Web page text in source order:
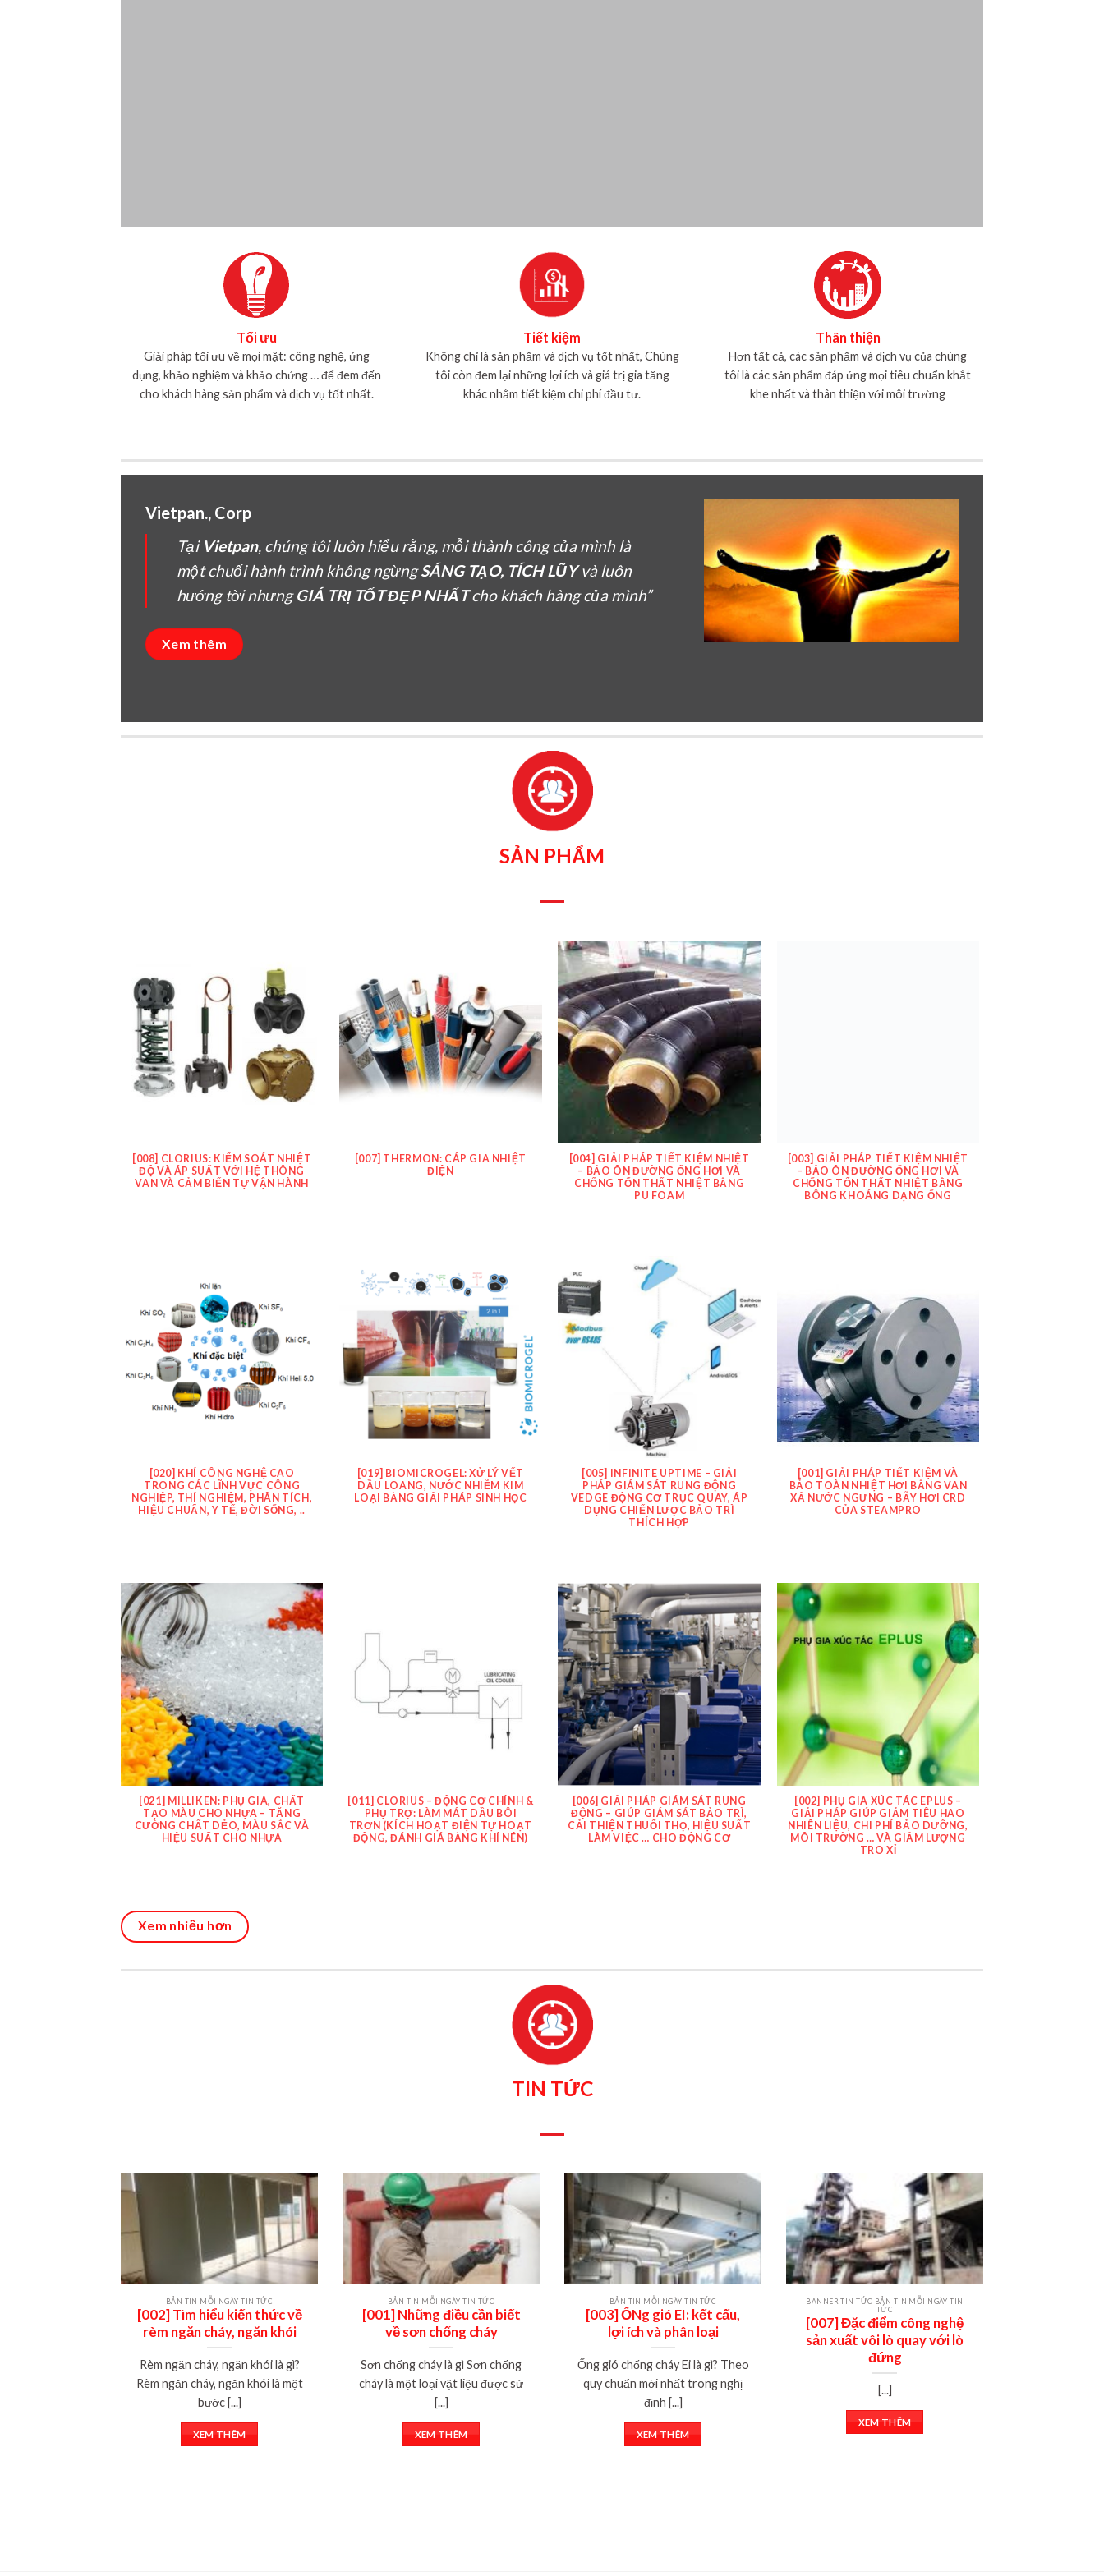
Tối ưu
Giải pháp tối ưu về mọi mặt: công nghệ, ứng
dụng, khảo nghiệm và khảo chứng … để đem đến
cho khách hàng sản phẩm và dịch vụ tốt nhất.
Tiết kiệm
Không chỉ là sản phẩm và dịch vụ tốt nhất, Chúng
tôi còn đem lại những lợi ích và giá trị gia tăng
khác nhằm tiết kiệm chi phí đầu tư.
Thân thiện
Hơn tất cả, các sản phẩm và dịch vụ của chúng
tôi là các sản phẩm đáp ứng mọi tiêu chuẩn khắt
khe nhất và thân thiện với môi trường
Vietpan., Corp
Tại Vietpan, chúng tôi luôn hiểu rằng, mỗi thành công của mình là
một chuối hành trình không ngừngSÁNG TẠO, TÍCH LŨYvà luôn
hướng tời nhưngGIÁ TRỊ TỐT ĐẸP NHẤTcho khách hàng của mình”
Xem thêm
SẢN PHẨM
[008] CLORIUS: KIỂM SOÁT NHIỆT
ĐỘ VÀ ÁP SUẤT VỚI HỆ THÔNG
VAN VÀ CẢM BIẾN TỰ VẬN HÀNH
[007] THERMON: CÁP GIA NHIỆT
ĐIỆN
[004] GIẢI PHÁP TIẾT KIỆM NHIỆT
– BẢO ÔN ĐƯỜNG ỐNG HƠI VÀ
CHỐNG TỔN THẤT NHIỆT BẰNG
PU FOAM
[003] GIẢI PHÁP TIẾT KIỆM NHIỆT
– BẢO ÔN ĐƯỜNG ỐNG HƠI VÀ
CHỐNG TỔN THẤT NHIỆT BẰNG
BÔNG KHOÁNG DẠNG ỐNG
[020] KHÍ CÔNG NGHỆ CAO
TRONG CÁC LĨNH VỰC CÔNG
NGHIỆP, THÍ NGHIỆM, PHÂN TÍCH,
HIỆU CHUẨN, Y TẾ, ĐỜI SỐNG, ..
[019] BIOMICROGEL: XỬ LÝ VẾT
DẦU LOANG, NƯỚC NHIỄM KIM
LOẠI BẰNG GIẢI PHÁP SINH HỌC
[005] INFINITE UPTIME – GIẢI
PHÁP GIÁM SÁT RUNG ĐỘNG
VEDGE ĐỘNG CƠ TRỤC QUAY, ÁP
DỤNG CHIẾN LƯỢC BẢO TRÌ
THÍCH HỢP
[001] GIẢI PHÁP TIẾT KIỆM VÀ
BẢO TOÀN NHIỆT HƠI BẰNG VAN
XẢ NƯỚC NGƯNG – BẪY HƠI CRD
CỦA STEAMPRO
[021] MILLIKEN: PHỤ GIA, CHẤT
TẠO MÀU CHO NHỰA – TĂNG
CƯỜNG CHẤT DẺO, MÀU SẮC VÀ
HIỆU SUẤT CHO NHỰA
[011] CLORIUS – ĐỘNG CƠ CHÍNH &
PHỤ TRỢ: LÀM MÁT DẦU BÔI
TRƠN (KÍCH HOẠT ĐIỆN TỰ HOẠT
ĐỘNG, ĐÁNH GIÁ BẰNG KHÍ NÉN)
[006] GIẢI PHÁP GIÁM SÁT RUNG
ĐỘNG – GIÚP GIÁM SÁT BẢO TRÌ,
CẢI THIỆN THUỔI THỌ, HIỆU SUẤT
LÀM VIỆC … CHO ĐỘNG CƠ
[002] PHỤ GIA XÚC TÁC EPLUS –
GIẢI PHÁP GIÚP GIẢM TIÊU HAO
NHIÊN LIỆU, CHI PHÍ BẢO DƯỠNG,
MÔI TRƯỜNG … VÀ GIẢM LƯỢNG
TRO XỈ
Xem nhiều hơn
TIN TỨC
BẢN TIN MỖI NGÀY TIN TỨC
[002] Tìm hiểu kiến thức về
rèm ngăn cháy, ngăn khói
Rèm ngăn cháy, ngăn khói là gì?
Rèm ngăn cháy, ngăn khói là một
bước [...]
XEM THÊM
BẢN TIN MỖI NGÀY TIN TỨC
[001] Những điều cần biết
về sơn chống cháy
Sơn chống cháy là gì Sơn chống
cháy là một loại vật liệu được sử
[...]
XEM THÊM
BẢN TIN MỖI NGÀY TIN TỨC
[003] ỐNg gió EI: kết cấu,
lợi ích và phân loại
Ống gió chống cháy Ei là gì? Theo
quy chuẩn mới nhất trong nghị
định [...]
XEM THÊM
BANNER TIN TỨC BẢN TIN MỖI NGÀY TIN
TỨC
[007] Đặc điểm công nghệ
sản xuất vôi lò quay với lò
đứng
[...]
XEM THÊM